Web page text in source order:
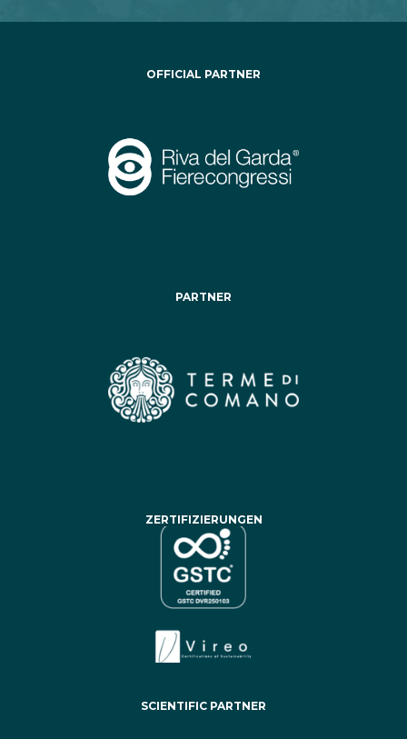
OFFICIAL PARTNER
PARTNER
ZERTIFIZIERUNGEN
SCIENTIFIC PARTNER